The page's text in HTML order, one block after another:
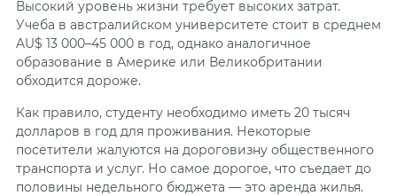
Высокий уровень жизни требует высоких затрат.
Учеба в австралийском университете стоит в среднем
AU$ 13 000–45 000 в год, однако аналогичное
образование в Америке или Великобритании
обходится дороже.
Как правило, студенту необходимо иметь 20 тысяч
долларов в год для проживания. Некоторые
посетители жалуются на дороговизну общественного
транспорта и услуг. Но самое дорогое, что съедает до
половины недельного бюджета — это аренда жилья.